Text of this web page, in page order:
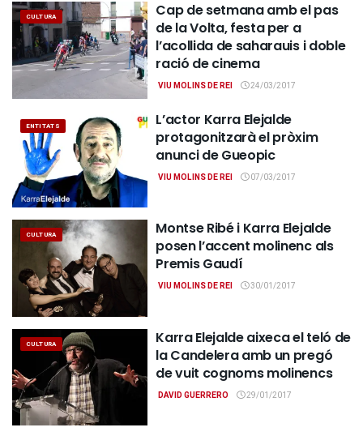
CULTURA
Cap de setmana amb el pas
de la Volta, festa per a
l’acollida de saharauis i doble
ració de cinema
VIU MOLINS DE REI 24/03/2017
ENTITATS
L’actor Karra Elejalde
protagonitzarà el pròxim
anunci de Gueopic
VIU MOLINS DE REI 07/03/2017
CULTURA
Montse Ribé i Karra Elejalde
posen l’accent molinenc als
Premis Gaudí
VIU MOLINS DE REI 30/01/2017
CULTURA
Karra Elejalde aixeca el teló de
la Candelera amb un pregó
de vuit cognoms molinencs
DAVID GUERRERO 29/01/2017